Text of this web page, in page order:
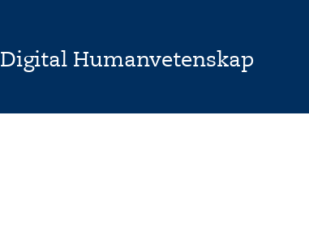
Digital Humanvetenskap